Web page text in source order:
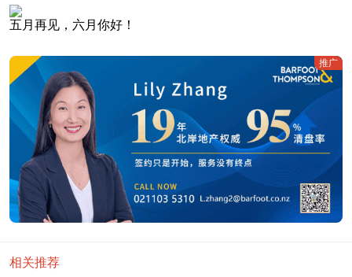
五月再见，六月你好！
推广
相关推荐